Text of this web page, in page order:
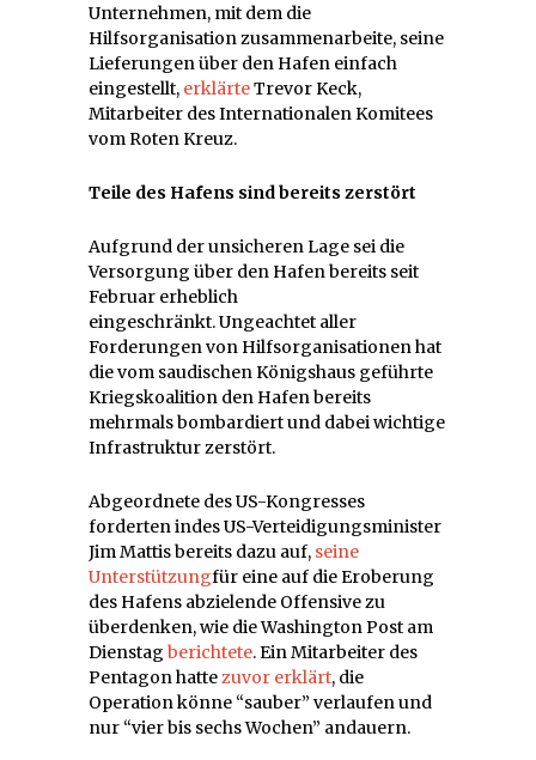
Unternehmen, mit dem die
Hilfsorganisation zusammenarbeite, seine
Lieferungen über den Hafen einfach
eingestellt, erklärteTrevor Keck,
Mitarbeiter des Internationalen Komitees
vom Roten Kreuz.
Teile des Hafens sind bereits zerstört
Aufgrund der unsicheren Lage sei die
Versorgung über den Hafen bereits seit
Februar erheblich
eingeschränkt. Ungeachtet aller
Forderungen von Hilfsorganisationen hat
die vom saudischen Königshaus geführte
Kriegskoalition den Hafen bereits
mehrmals bombardiert und dabei wichtige
Infrastruktur zerstört.
Abgeordnete des US-Kongresses
forderten indes US-Verteidigungsminister
Jim Mattis bereits dazu auf, seine
Unterstützungfür eine auf die Eroberung
des Hafens abzielende Offensive zu
überdenken, wie die Washington Post am
Dienstag berichtete. Ein Mitarbeiter des
Pentagon hattezuvor erklärt, die
Operation könne “sauber” verlaufen und
nur “vier bis sechs Wochen” andauern.